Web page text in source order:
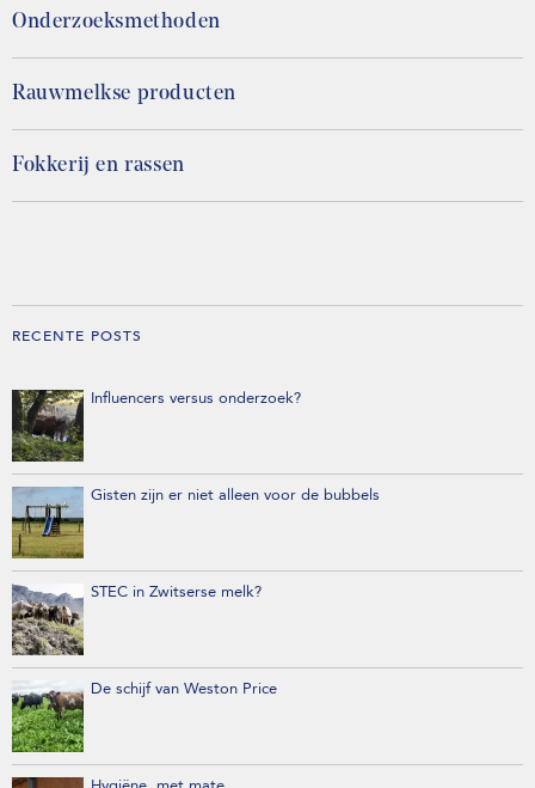
Onderzoeksmethoden
Rauwmelkse producten
Fokkerij en rassen
RECENTE POSTS
Influencers versus onderzoek?
Gisten zijn er niet alleen voor de bubbels
STEC in Zwitserse melk?
De schijf van Weston Price